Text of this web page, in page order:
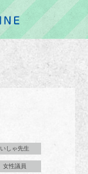
いしゃ先生
女性議員